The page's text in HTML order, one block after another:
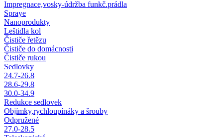
Impregnace,vosky-údržba funkč.prádla
Spraye
Nanoprodukty
Leštidla kol
Čističe řetězu
Čističe do domácnosti
Čističe rukou
Sedlovky
24.7-26.8
28.6-29.8
30.0-34.9
Redukce sedlovek
Objímky,rychloupínáky a šrouby
Odpružené
27.0-28.5